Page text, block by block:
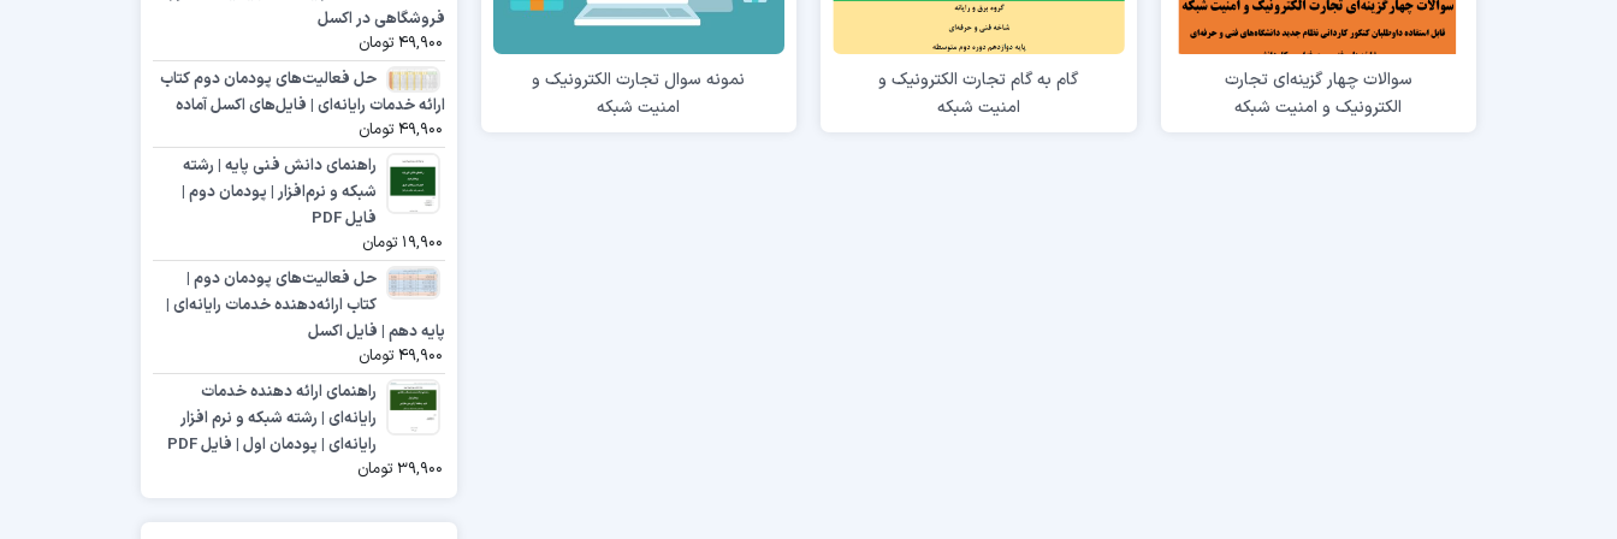
سوالات چهار گزینه‌ای تجارت
الکترونیک و امنیت شبکه
گام به گام تجارت الکترونیک و
امنیت شبکه
نمونه سوال تجارت الکترونیک و
امنیت شبکه
فروشگاهی در اکسل
49,900 تومان
حل فعالیت‌های پودمان دوم کتاب
ارائه خدمات رایانه‌ای | فایل‌های اکسل آماده
49,900 تومان
راهنمای دانش فنی پایه | رشته
شبکه و نرم‌افزار | پودمان دوم |
فایل PDF
19,900 تومان
حل فعالیت‌های پودمان دوم |
کتاب ارائه‌دهنده خدمات رایانه‌ای |
پایه دهم | فایل اکسل
49,900 تومان
راهنمای ارائه دهنده خدمات
رایانه‌ای | رشته شبکه و نرم افزار
رایانه‌ای | پودمان اول | فایل PDF
39,900 تومان